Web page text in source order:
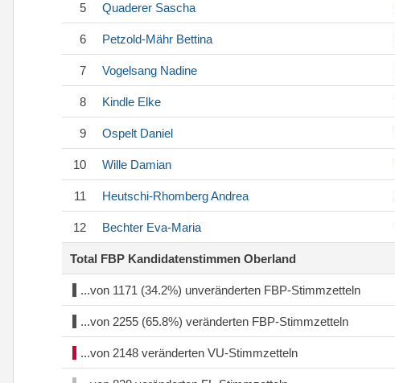
5 Quaderer Sascha
6 Petzold-Mähr Bettina
7 Vogelsang Nadine
8 Kindle Elke
9 Ospelt Daniel
10 Wille Damian
11 Heutschi-RhombergAndrea
12 Bechter Eva-Maria
Total FBP Kandidatenstimmen Oberland
...von 1171 (34.2%) unveränderten FBP-Stimmzetteln
...von 2255 (65.8%) veränderten FBP-Stimmzetteln
...von 2148 veränderten VU-Stimmzetteln